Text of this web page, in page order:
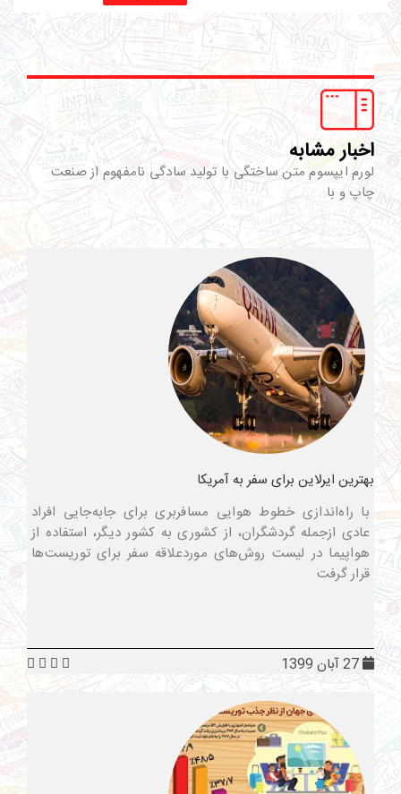
اخبار مشابه
لورم ایپسوم متن ساختگی با تولید سادگی نامفهوم از صنعت
چاپ و با
بهترین ایرلاین برای سفر به آمریکا
با راه‌اندازی خطوط هوایی مسافربری برای جابه‌جایی افراد
عادی ازجمله گردشگران، از کشوری به کشور دیگر، استفاده از
هواپیما در لیست روش‌های موردعلاقه سفر برای توریست‌ها
قرار گرفت